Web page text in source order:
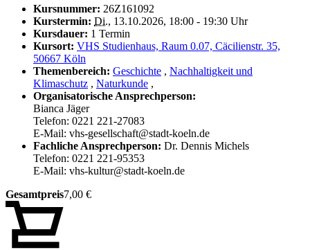
Kursnummer: 26Z161092
Kurstermin: Di., 13.10.2026, 18:00 - 19:30 Uhr
Kursdauer: 1 Termin
Kursort: VHS Studienhaus, Raum 0.07, Cäcilienstr. 35,
50667 Köln
Themenbereich: Geschichte , Nachhaltigkeit und
Klimaschutz , Naturkunde ,
Organisatorische Ansprechperson:
Bianca Jäger
Telefon: 0221 221-27083
E-Mail: vhs-gesellschaft@stadt-koeln.de
Fachliche Ansprechperson: Dr. Dennis Michels
Telefon: 0221 221-95353
E-Mail: vhs-kultur@stadt-koeln.de
Gesamtpreis7,00 €